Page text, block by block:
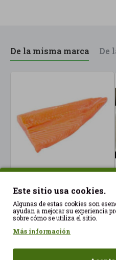
De la misma marca De
Filete Salmón Rojo
Salvatje 750g aprox
Congelado
31,50€
Este sitio usa cookies.
Algunas de estas cookies son
ayudan a mejorar su experiencia
sobre cómo se utiliza el sitio.
Más información